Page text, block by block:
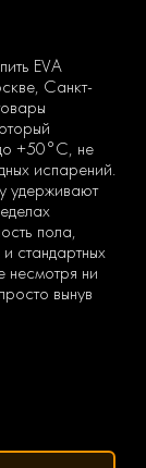
EVA
Санкт-
+50°С, не
испарений.
удерживают
пола,
стандартных
несмотря ни
вынув
личных
Great Wall,